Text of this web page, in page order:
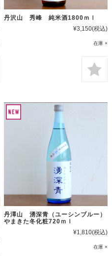
丹沢山 秀峰 純米酒1800ｍｌ
¥3,150(税込)
在庫 ×
丹澤山 湧深青（ユーシンブルー）
やまきた冬化粧720ｍｌ
¥1,810(税込)
在庫 ×